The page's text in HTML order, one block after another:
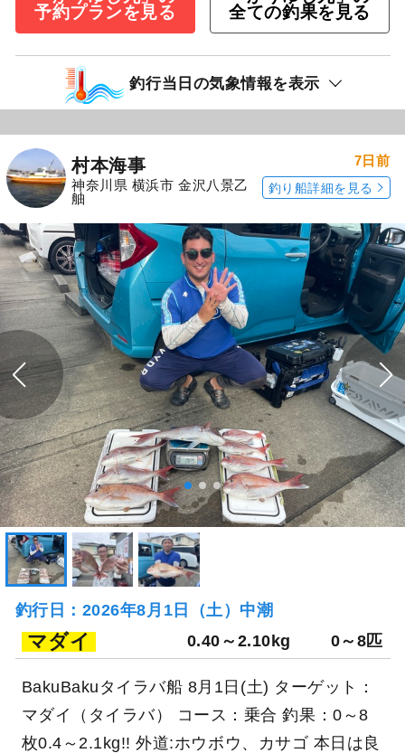
予約プランを見る
全ての釣果を見る
釣行当日の気象情報を表示
村本海事
神奈川県 横浜市 金沢八景乙
舳
7日前
釣り船詳細を見る
釣行日：2026年8月1日（土）中潮
マダイ 0.40～2.10kg 0～8匹
BakuBakuタイラバ船 8月1日(土) ターゲット：
マダイ（タイラバ） コース：乗合 釣果：0～8
枚0.4～2.1kg!! 外道:ホウボウ、カサゴ 本日は良